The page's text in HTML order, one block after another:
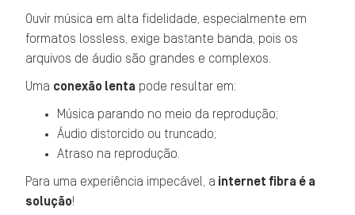
Ouvir música em alta fidelidade, especialmente em
formatos lossless, exige bastante banda, pois os
arquivos de áudio são grandes e complexos.
Uma conexão lenta pode resultar em:
Música parando no meio da reprodução;
Áudio distorcido ou truncado;
Atraso na reprodução.
Para uma experiência impecável, a internet fibra é a
solução!